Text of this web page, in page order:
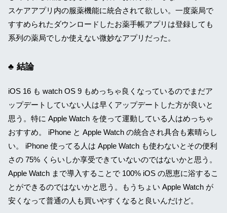
スケアアプリ内の服薬機能に統合されて欲しい。一度薬局で
すすめられたダウンロードしたお薬手帳アプリは登録しても
系列の薬局でしか使えない微妙なアプリだった。
結論
iOS 16 も watch OS 9 もめっちゃ良くなっているのでまだア
ップデートしていない人は早くアップデートした方が良いと
思う。特に Apple Watch を使って運動している人はめっちゃ
おすすめ。 iPhone と Apple Watch の統合され具合も素晴らし
い。 iPhone 使ってる人は Apple Watch も使わないとその便利
さの 75% くらいしか享受できていないのではないかと思う。
Apple Watch まで導入することで 100% iOS の恩恵に浴するこ
とができるのではないかと思う。もうちょい Apple Watch が
安くなって普通の人も買いやすくなると良いんだけど。